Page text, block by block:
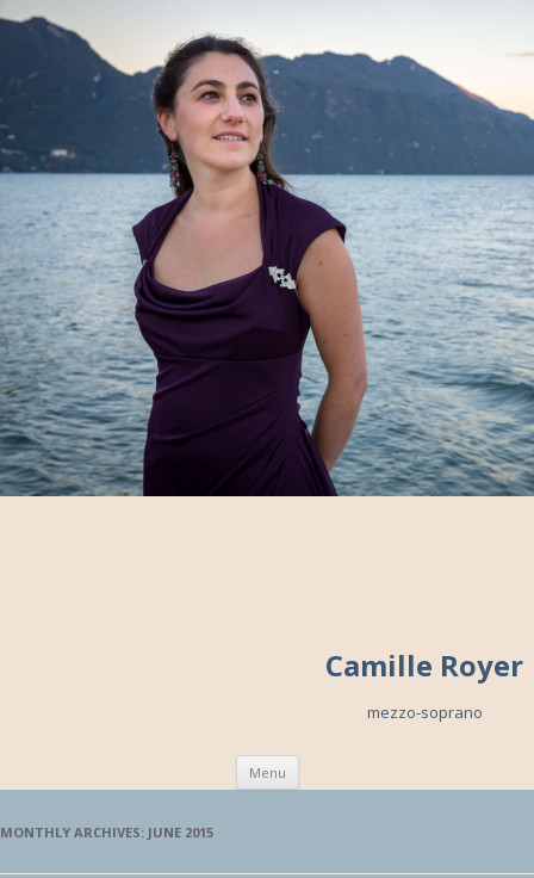
Camille Royer
mezzo-soprano
Menu Skip to content
MONTHLY ARCHIVES: JUNE 2015